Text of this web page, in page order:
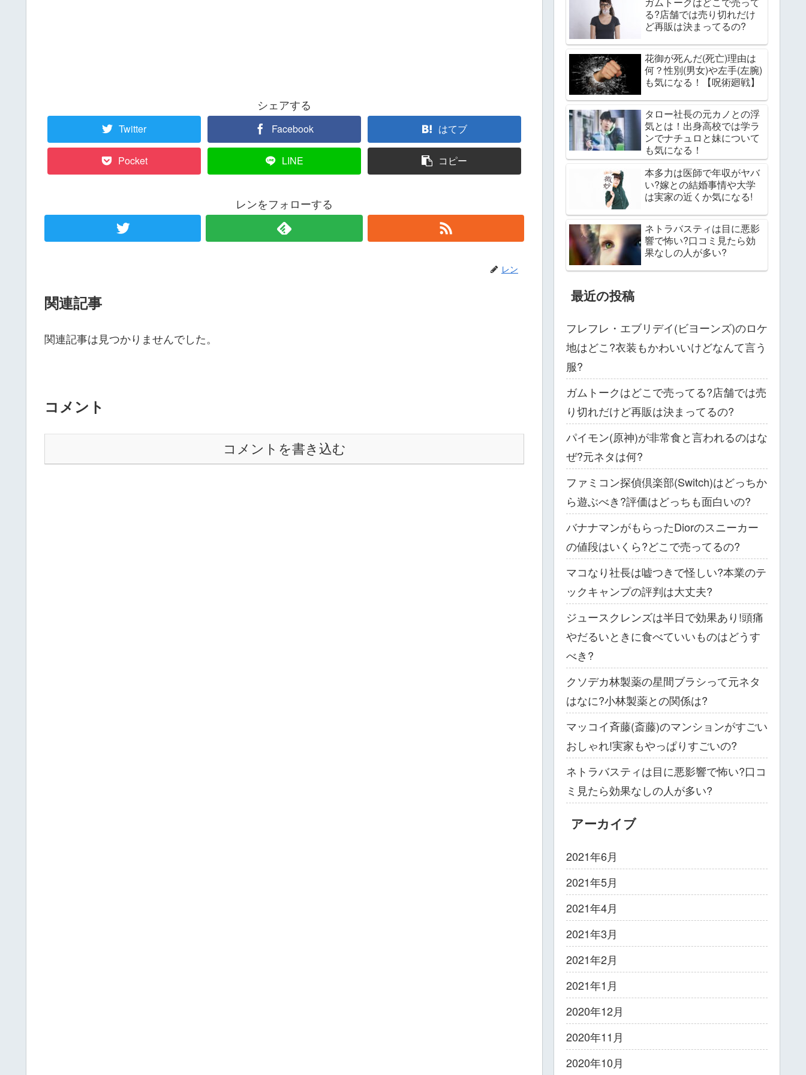
シェアする
Twitter Facebook はてブ
Pocket LINE コピー
レンをフォローする
レン
関連記事
関連記事は見つかりませんでした。
コメント
コメントを書き込む
る?店舗では売り切れだけ
ど再販は決まってるの?
花御が死んだ(死亡)理由は
何？性別(男女)や左手(左腕)
も気になる！【呪術廻戦】
タロー社長の元カノとの浮
気とは！出身高校では学ラ
ンでナチュロと妹について
も気になる！
本多力は医師で年収がヤバ
い?嫁との結婚事情や大学
は実家の近くか気になる!
ネトラバスティは目に悪影
響で怖い?口コミ見たら効
果なしの人が多い?
最近の投稿
フレフレ・エブリデイ(ビヨーンズ)のロケ
地はどこ?衣装もかわいいけどなんて言う
服?
ガムトークはどこで売ってる?店舗では売
り切れだけど再販は決まってるの?
パイモン(原神)が非常食と言われるのはな
ぜ?元ネタは何?
ファミコン探偵倶楽部(Switch)はどっちか
ら遊ぶべき?評価はどっちも面白いの?
バナナマンがもらったDiorのスニーカー
の値段はいくら?どこで売ってるの?
マコなり社長は嘘つきで怪しい?本業のテ
ックキャンプの評判は大丈夫?
ジュースクレンズは半日で効果あり!頭痛
やだるいときに食べていいものはどうす
べき?
クソデカ林製薬の星間ブラシって元ネタ
はなに?小林製薬との関係は?
マッコイ斉藤(斎藤)のマンションがすごい
おしゃれ!実家もやっぱりすごいの?
ネトラバスティは目に悪影響で怖い?口コ
ミ見たら効果なしの人が多い?
アーカイブ
2021年6月
2021年5月
2021年4月
2021年3月
2021年2月
2021年1月
2020年12月
2020年11月
2020年10月